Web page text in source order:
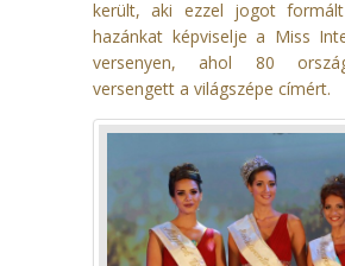
került, aki ezzel jogot
hazánkat képviselje a Miss
versenyen, ahol 80
versengett a világszépe címért.